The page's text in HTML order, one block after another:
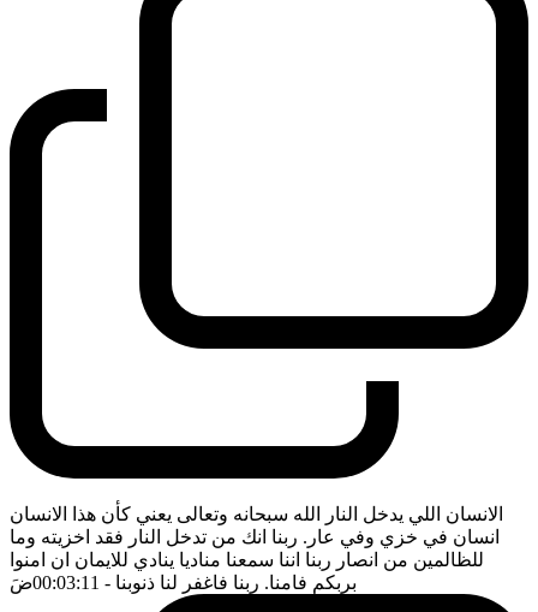
الانسان اللي يدخل النار الله سبحانه وتعالى يعني كأن هذا الانسان
انسان في خزي وفي عار. ربنا انك من تدخل النار فقد اخزيته وما
للظالمين من انصار ربنا اننا سمعنا مناديا ينادي للايمان ان امنوا
بربكم فامنا. ربنا فاغفر لنا ذنوبنا - 00:03:11 ضَ